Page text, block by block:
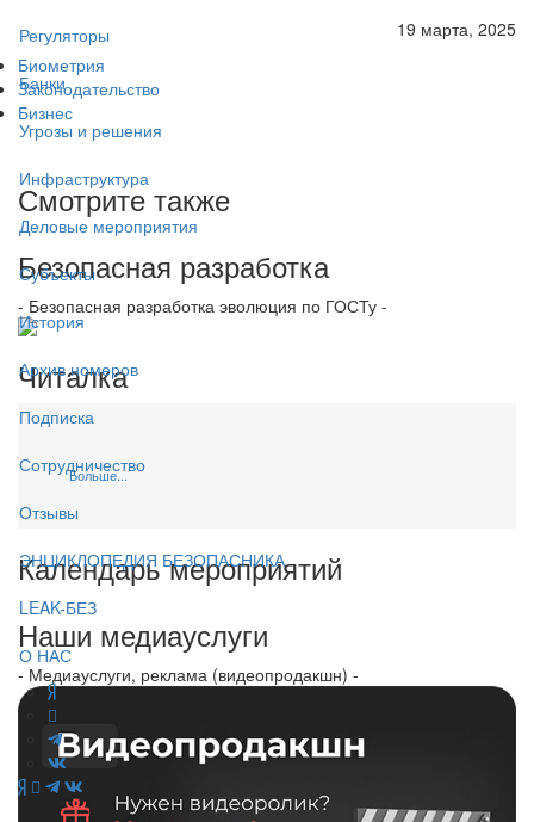
Регуляторы
Банки
Угрозы и решения
Инфраструктура
Деловые мероприятия
Субъекты
История
Архив номеров
Подписка
Сотрудничество
Отзывы
ЭНЦИКЛОПЕДИЯ БЕЗОПАСНИКА
LEAK-БЕЗ
О НАС
19 марта, 2025
Биометрия
Законодательство
Бизнес
Смотрите также
Безопасная разработка
- Безопасная разработка эволюция по ГОСТу -
Читалка
Больше...
Календарь мероприятий
Наши медиауслуги
- Медиауслуги, реклама (видеопродакшн) -